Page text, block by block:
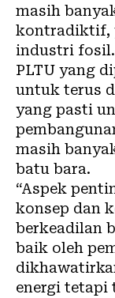
masih
kontradiktif,
industri fosil.
PLTU yang
untuk terus
yang pasti
masih
batu bara.
“Aspek
konsep dan
berkeadilan
baik oleh
energi tetapi